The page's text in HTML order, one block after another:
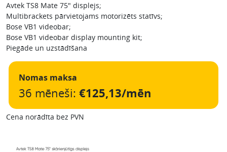
Avtek TS8 Mate 75″ displejs;
Multibrackets pārvietojams motorizēts statīvs;
Bose VB1 videobar;
Bose VB1 videobar display mounting kit;
Piegāde un uzstādīšana
Nomas maksa
36 mēneši: €125,13/mēn
Cena norādīta bez PVN